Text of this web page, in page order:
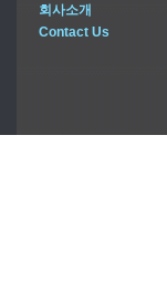
회사소개
Contact Us